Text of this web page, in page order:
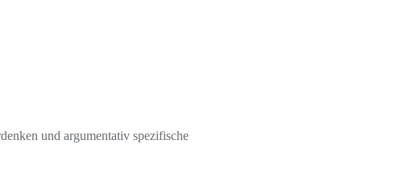
und argumentativ spezifische